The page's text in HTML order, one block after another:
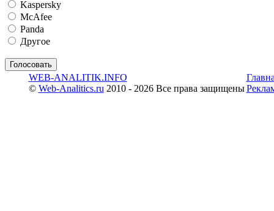
Kaspersky
McAfee
Panda
Другое
WEB-ANALITIK.INFO
© Web-Analitics.ru 2010 - 2026 Все права защищены